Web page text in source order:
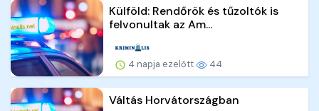
Külföld: Rendőrök és tűzoltók is
felvonultak az Am...
4 napja ezelőtt 44
Váltás Horvátországban